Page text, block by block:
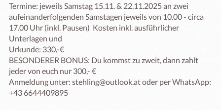
Termine: jeweils Samstag 15.11. & 22.11.2025 an zwei
aufeinanderfolgenden Samstagen jeweils von 10.00 - circa
17.00 Uhr (inkl. Pausen)  Kosten inkl. ausführlicher
Unterlagen und
Urkunde: 330,-€
BESONDERER BONUS: Du kommst zu zweit, dann zahlt
jeder von euch nur 300,- €
Anmeldung unter: stehling@outlook.at oder per WhatsApp:
+43 6644409895